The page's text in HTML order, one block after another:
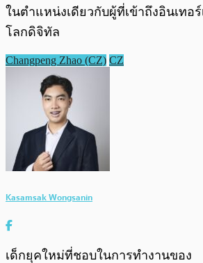
ในตำแหน่งเดียวกับผู้ที่เข้าถึงอินเทอ
โลกดิจิทัล
Changpeng Zhao (CZ) CZ
Kasamsak Wongsanin
เด็กยุคใหม่ที่ชอบในการทำงานของ